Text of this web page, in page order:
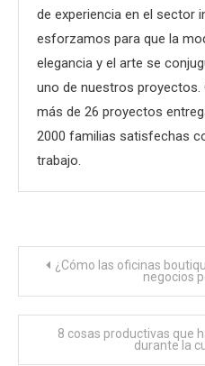
de experiencia en el sector
esforzamos para que la
elegancia y el arte se
uno de nuestros
más de 26 proyectos
2000 familias satisfechas
trabajo.
Navegación
de
entradas
¿Cómo las oficinas
negocios
8 cosas productivas que
durante la